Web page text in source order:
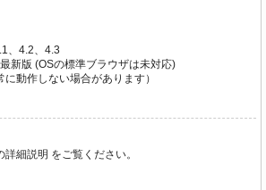
、4.2、4.3
新版 (OSの標準ブラウザは未対応)
に動作しない場合があります）
細説明 をご覧ください。